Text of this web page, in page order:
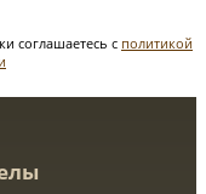
соглашаетесь с политикой